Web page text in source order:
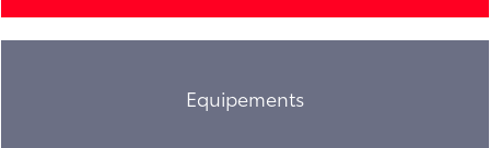
Equipements